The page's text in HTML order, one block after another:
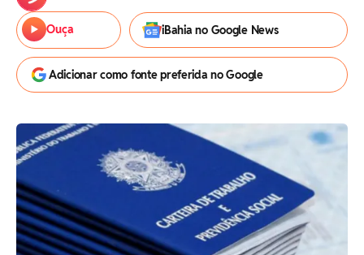
Ouça iBahia no Google News
Adicionar como fonte preferida no Google